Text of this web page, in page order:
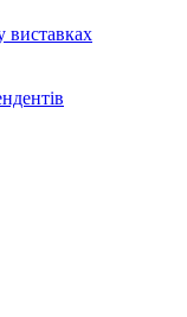
виставках